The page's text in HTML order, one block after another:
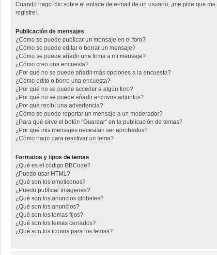
Cuando hago clic sobre el enlace de e-mail de un usuario, ¡me pide que me
registre!
Publicación de mensajes
¿Cómo se puede publicar un mensaje en el foro?
¿Cómo se puede editar o borrar un mensaje?
¿Cómo se puede añadir una firma a mi mensaje?
¿Cómo creo una encuesta?
¿Por qué no se puede añadir más opciones a la encuesta?
¿Cómo edito o borro una encuesta?
¿Por qué no se puede acceder a algún foro?
¿Por qué no se puede añadir archivos adjuntos?
¿Por qué recibí una advertencia?
¿Cómo se puede reportar un mensaje a un moderador?
¿Para qué sirve el botón "Guardar" en la publicación de temas?
¿Por qué mis mensajes necesitan ser aprobados?
¿Cómo hago para reactivar un tema?
Formatos y tipos de temas
¿Qué es el código BBCode?
¿Puedo usar HTML?
¿Qué son los emoticonos?
¿Puedo publicar imagenes?
¿Qué son los anuncios globales?
¿Qué son los anuncios?
¿Qué son los temas fijos?
¿Qué son los temas cerrados?
¿Qué son los iconos para los temas?